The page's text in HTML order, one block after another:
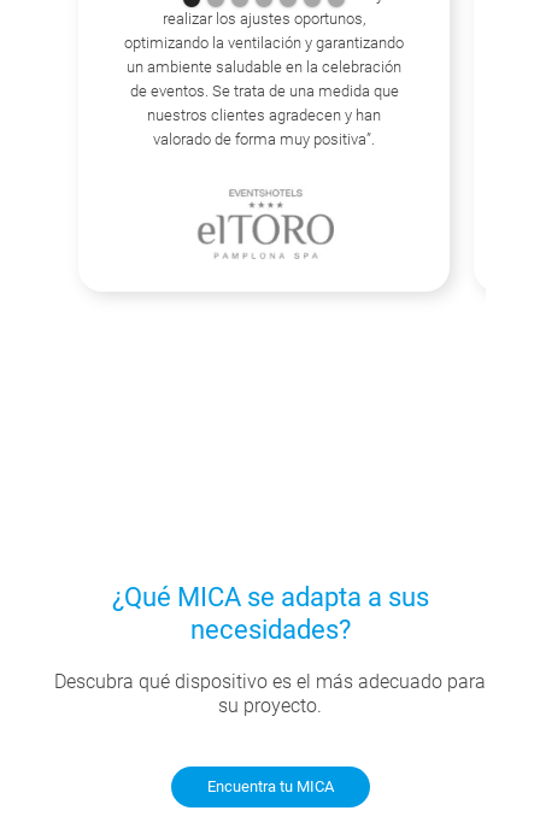
realizar los ajustes oportunos,
optimizando la ventilación y garantizando
un ambiente saludable en la celebración
de eventos. Se trata de una medida que
nuestros clientes agradecen y han
valorado de forma muy positiva”.
¿Qué MICA se adapta a sus
necesidades?
Descubra qué dispositivo es el más adecuado para
su proyecto.
Encuentra tu MICA